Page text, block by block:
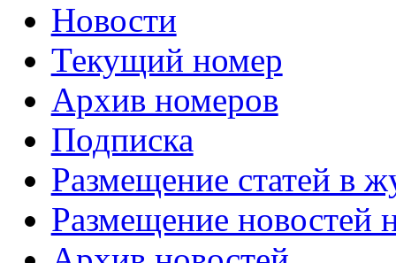
Новости
Текущий номер
Архив номеров
Подписка
Размещение статей в
Размещение новостей